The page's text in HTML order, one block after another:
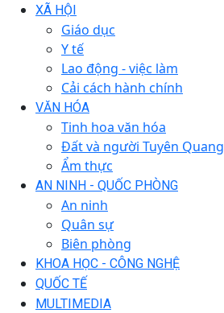
XÃ HỘI
Giáo dục
Y tế
Lao động - việc làm
Cải cách hành chính
VĂN HÓA
Tinh hoa văn hóa
Đất và người Tuyên Quang
Ẩm thực
AN NINH - QUỐC PHÒNG
An ninh
Quân sự
Biên phòng
KHOA HỌC - CÔNG NGHỆ
QUỐC TẾ
MULTIMEDIA